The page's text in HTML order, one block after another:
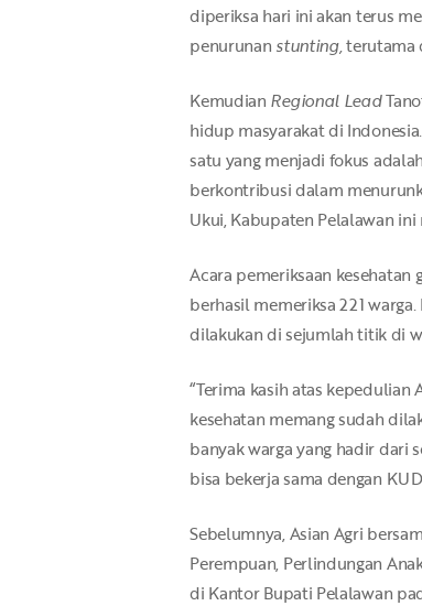
diperiksa hari ini akan terus
penurunan stunting,terutama
Kemudian Regional Lead
hidup masyarakat di
satu yang menjadi fokus
berkontribusi dalam
Ukui, Kabupaten Pelalawan
Acara pemeriksaan
berhasil memeriksa 221
dilakukan di sejumlah titik di
“Terima kasih atas
kesehatan memang sudah
banyak warga yang hadir dari
bisa bekerja sama dengan
Sebelumnya, Asian Agri
Perempuan, Perlindungan
di Kantor Bupati Pelalawan